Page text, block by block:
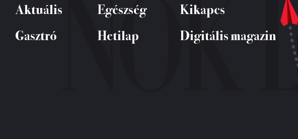
Aktuális Egészség
Kikapcs
Gasztró
Hetilap Digitális magazin